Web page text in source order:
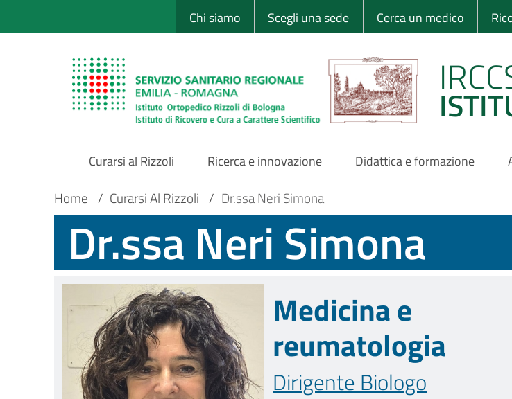
al
Sito Web Istituto
Chi siamo Scegli una sede Cerca un medico
Main
Navigation
Curarsi al Rizzoli Ricerca e innovazione Didattica e formazione
Main container
Briciole
pane
Home / Curarsi Al Rizzoli / Dr.ssa Neri Simona
Dr.ssa Neri Simona
Medicina e
reumatologia
Dirigente Biologo